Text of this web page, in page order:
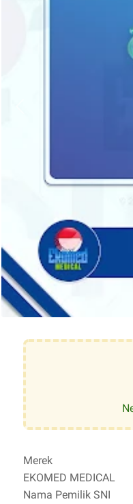
Merek
EKOMED MEDICAL
Nama Pemilik SNI